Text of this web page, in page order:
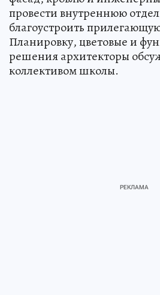
провести внутреннюю
благоустроить
Планировку, цветовые и
решения архитекторы
коллективом школы.